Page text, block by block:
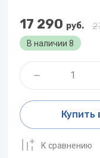
В наличии 8
17 290 руб.
Купить
К сравнению